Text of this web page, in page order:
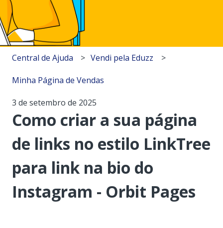
Central de Ajuda Vendi pela Eduzz
Minha Página de Vendas
3 de setembro de 2025
Como criar a sua página
de links no estilo LinkTree
para link na bio do
Instagram - Orbit Pages